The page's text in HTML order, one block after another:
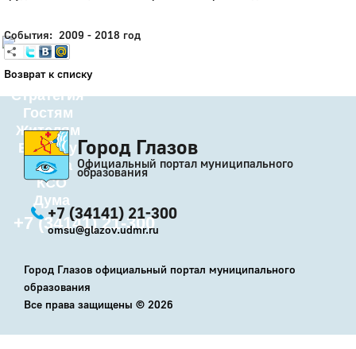
История
Настоящее
Стратегия
Гостям
Жителям
Бизнесу
Глава
КСО
Дума
+7 (34141) 21-300
События: 2009 - 2018 год
Возврат к списку
Город Глазов
Официальный портал муниципального
образования
+7 (34141) 21-300
omsu@glazov.udmr.ru
Город Глазов официальный портал муниципального
образования
Все права защищены © 2026